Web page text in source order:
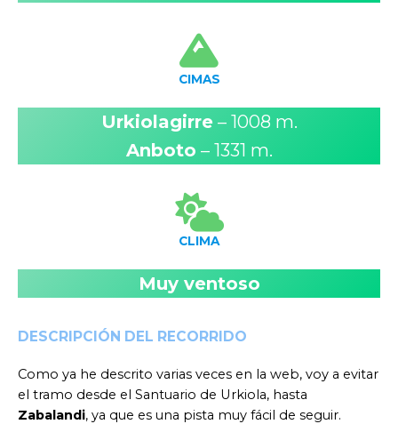
CIMAS
Urkiolagirre– 1008 m.
Anboto – 1331 m.
CLIMA
Muy ventoso
DESCRIPCIÓN DEL RECORRIDO
Como ya he descrito varias veces en la web, voy a evitar
el tramo desde el Santuario de Urkiola, hasta
Zabalandi, ya que es una pista muy fácil de seguir.